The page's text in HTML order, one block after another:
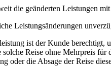
die geänderten Leistungen
Leistungsänderungen
ist der Kunde
Reise ohne Mehrpreis
die Absage der Reise